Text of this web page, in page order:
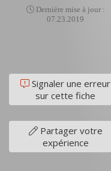
Dernière mise à jour :
07.23.2019
Signaler une erreur
sur cette fiche
Partager votre
expérience